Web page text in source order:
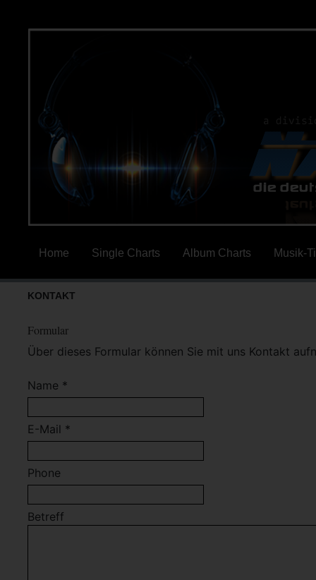
Home Single Charts Album Charts Musik-
KONTAKT
Formular
Über dieses Formular können Sie mit uns Kontakt
Name *
E-Mail *
Phone
Betreff